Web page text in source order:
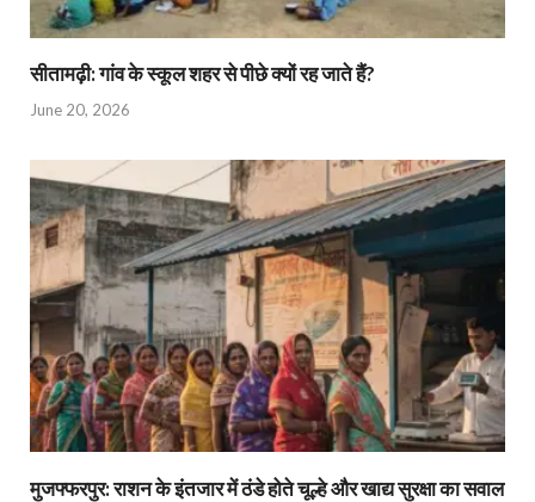
सीतामढ़ी: गांव के स्कूल शहर से पीछे क्यों रह जाते हैं?
June 20, 2026
मुजफ्फरपुर: राशन के इंतजार में ठंडे होते चूल्हे और खाद्य सुरक्षा का सवाल